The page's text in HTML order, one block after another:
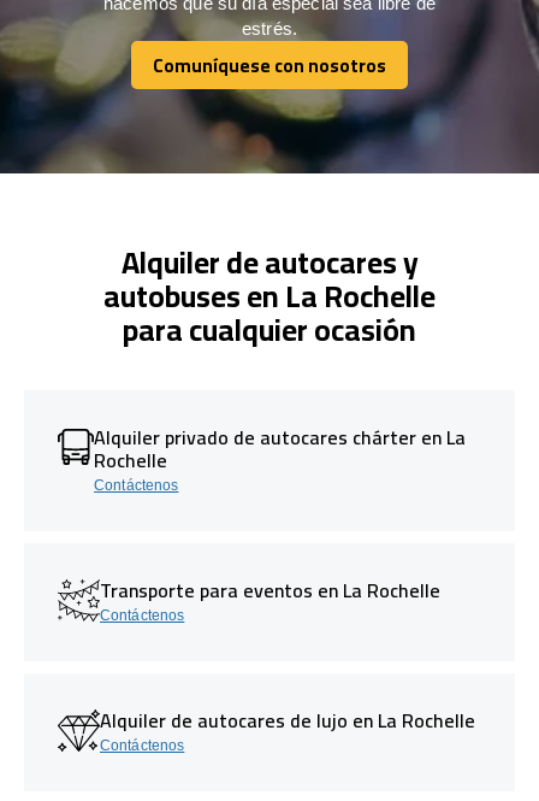
estrés.
Comuníquese con nosotros
Comuníquese con nosotros
Alquiler de autocares y
autobuses en La Rochelle
para cualquier ocasión
Alquiler privado de autocares chárter en La
Rochelle
Contáctenos
Transporte para eventos en La Rochelle
Contáctenos
Alquiler de autocares de lujo en La Rochelle
Contáctenos